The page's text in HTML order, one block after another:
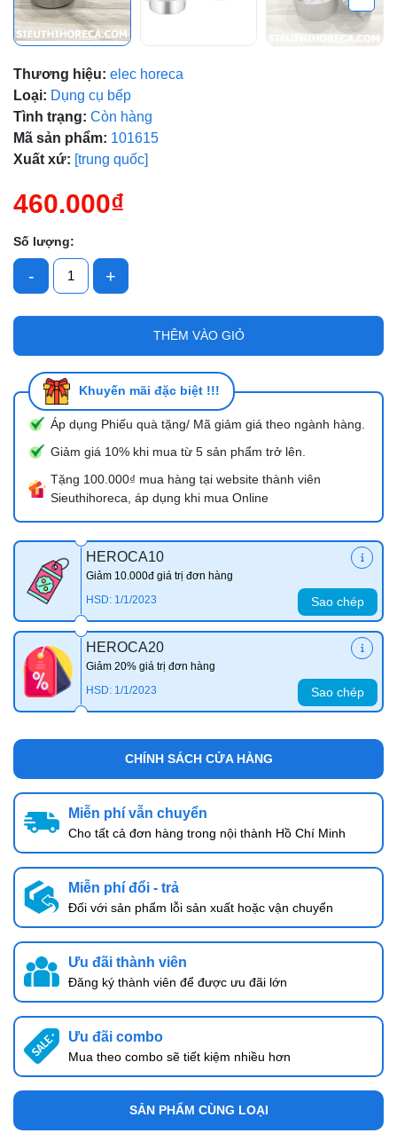
Thương hiệu: elec horeca
Loại: Dụng cụ bếp
Tình trạng: Còn hàng
Mã sản phẩm: 101615
Xuất xứ: [trung quốc]
460.000₫
Số lượng:
- +
THÊM VÀO GIỎ
Khuyến mãi đặc biệt !!!
Áp dụng Phiếu quà tặng/ Mã giảm giá theo ngành hàng.
Giảm giá 10% khi mua từ 5 sản phẩm trở lên.
Tặng 100.000₫ mua hàng tại website thành viên
Sieuthihoreca, áp dụng khi mua Online
HEROCA10
Giảm 10.000đ giá trị đơn hàng
HSD: 1/1/2023
Sao chép
HEROCA20
Giảm 20% giá trị đơn hàng
HSD: 1/1/2023
Sao chép
Ngày hết hạn:
Điều kiện:
CHÍNH SÁCH CỬA HÀNG
Miễn phí vẫn chuyển
Cho tất cả đơn hàng trong nội thành Hồ Chí Minh
Miễn phí đổi - trả
Đối với sản phẩm lỗi sản xuất hoặc vận chuyển
Ưu đãi thành viên
Đăng ký thành viên để được ưu đãi lớn
Ưu đãi combo
Mua theo combo sẽ tiết kiệm nhiều hơn
SẢN PHẨM CÙNG LOẠI